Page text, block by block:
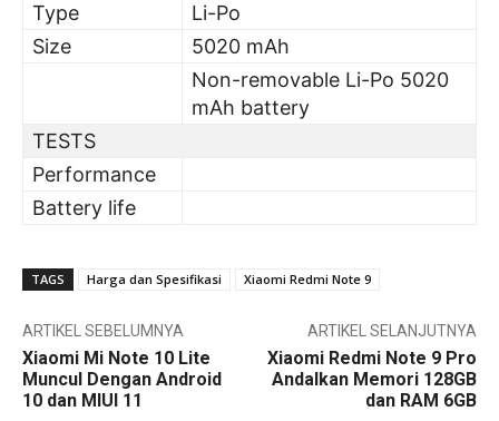
Type
Li-Po
Size
5020 mAh
Non-removable Li-Po 5020
mAh battery
TESTS
Performance
Battery life
TAGS Harga dan Spesifikasi Xiaomi Redmi Note 9
ARTIKEL SEBELUMNYA
Xiaomi Mi Note 10 Lite
Muncul Dengan Android
10 dan MIUI 11
ARTIKEL SELANJUTNYA
Xiaomi Redmi Note 9 Pro
Andalkan Memori 128GB
dan RAM 6GB